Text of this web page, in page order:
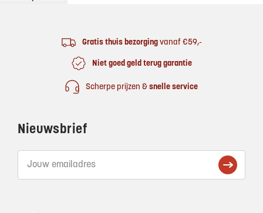
Gratis thuis bezorgingvanaf €59,-
Niet goed geld terug garantie
Scherpe prijzen & snelle service
Nieuwsbrief